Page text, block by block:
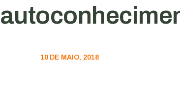
10 DE MAIO, 2018